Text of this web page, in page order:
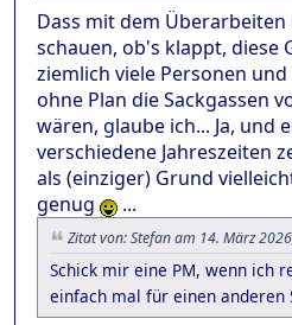
Dass mit dem Überarbeiten
schauen, ob's klappt, diese
ziemlich viele Personen
ohne Plan die Sackgassen
wären, glaube ich... Ja, und
verschiedene Jahreszeiten
als (einziger) Grund
genug
...
Zitat von: Stefan am 14. März
Schick mir eine PM, wenn ich
einfach mal für einen anderen